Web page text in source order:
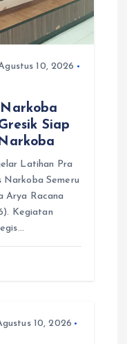
10, 2026
Siap
Latihan Pra
Semeru
Arya Racana
Kegiatan
10, 2026